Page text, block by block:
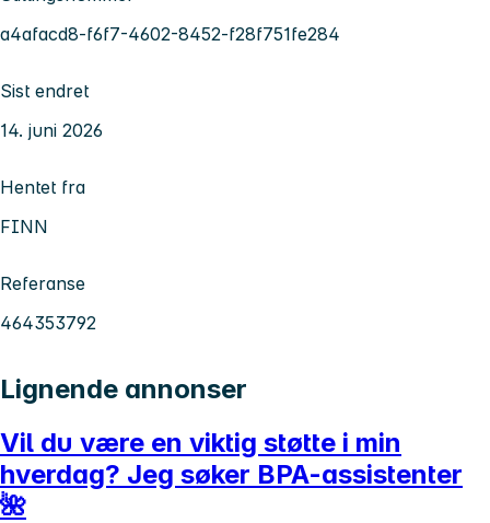
a4afacd8-f6f7-4602-8452-f28f751fe284
Sist endret
14. juni 2026
Hentet fra
FINN
Referanse
464353792
Lignende annonser
Vil du være en viktig støtte i min
hverdag? Jeg søker BPA-assistenter
🌺